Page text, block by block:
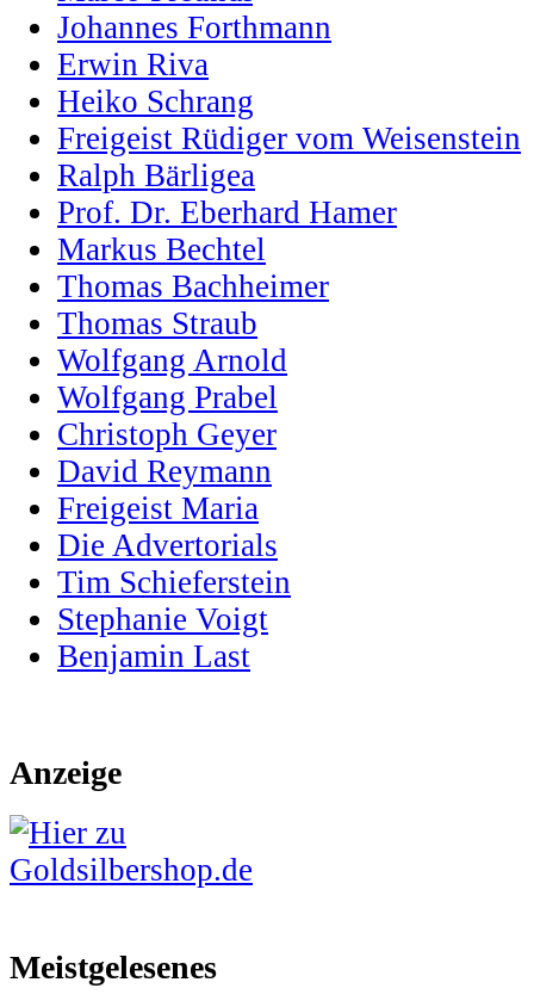
Johannes Forthmann
Erwin Riva
Heiko Schrang
Freigeist Rüdiger vom Weisenstein
Ralph Bärligea
Prof. Dr. Eberhard Hamer
Markus Bechtel
Thomas Bachheimer
Thomas Straub
Wolfgang Arnold
Wolfgang Prabel
Christoph Geyer
David Reymann
Freigeist Maria
Die Advertorials
Tim Schieferstein
Stephanie Voigt
Benjamin Last
Anzeige
Meistgelesenes